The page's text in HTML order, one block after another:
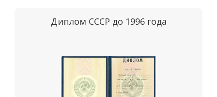
Диплом СССР до 1996 года